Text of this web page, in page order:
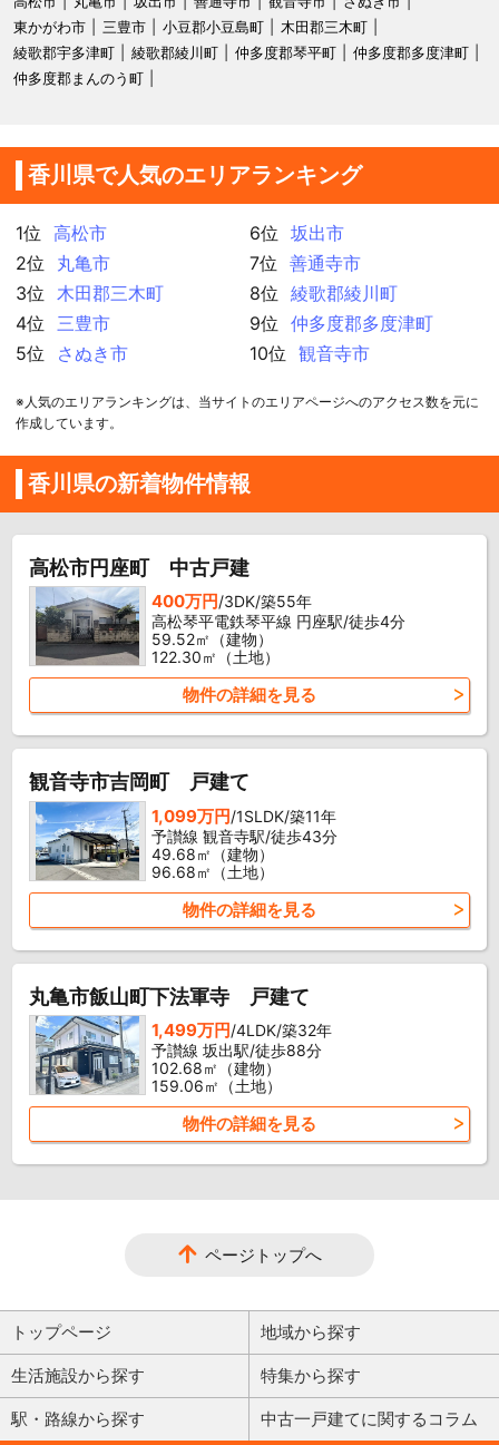
東かがわ市
三豊市 小豆郡小豆島町
木田郡三木町
綾歌郡宇多津町
綾歌郡綾川町 仲多度郡琴平町
仲多度郡多度津町
仲多度郡まんのう町
香川県で人気のエリアランキング
1位
高松市
2位
丸亀市
3位
木田郡三木町
4位
三豊市
5位
さぬき市
6位
坂出市
7位
善通寺市
8位
綾歌郡綾川町
9位
仲多度郡多度津町
10位
観音寺市
※人気のエリアランキングは、当サイトのエリアページへのアクセス数を元に
作成しています。
香川県の新着物件情報
高松市円座町 中古戸建
400万円/3DK/築55年
高松琴平電鉄琴平線 円座駅/徒歩4分
59.52㎡（建物）
122.30㎡（土地）
物件の詳細を見る
観音寺市吉岡町 戸建て
1,099万円/1SLDK/築11年
予讃線 観音寺駅/徒歩43分
49.68㎡（建物）
96.68㎡（土地）
物件の詳細を見る
丸亀市飯山町下法軍寺 戸建て
1,499万円/4LDK/築32年
予讃線 坂出駅/徒歩88分
102.68㎡（建物）
159.06㎡（土地）
物件の詳細を見る
ページトップへ
トップページ 地域から探す
生活施設から探す 特集から探す
駅・路線から探す 中古一戸建てに関するコラム